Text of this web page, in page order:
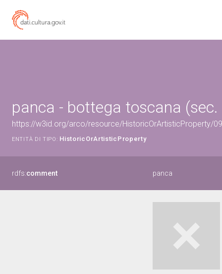
panca - bottega toscana (sec.
https://w3id.org/arco/resource/HistoricOrArtisticProperty/
ENTITÀ DI TIPO: HistoricOrArtisticProperty
rdfs:comment panca